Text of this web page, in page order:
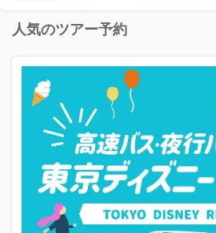
人気のツアー予約